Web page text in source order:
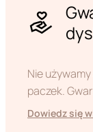
Nie
paczek.
Dowiedz się